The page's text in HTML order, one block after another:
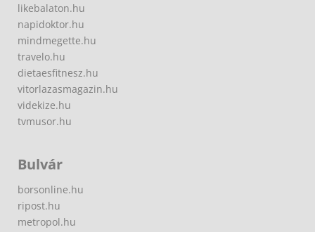
likebalaton.hu
napidoktor.hu
mindmegette.hu
travelo.hu
dietaesfitnesz.hu
vitorlazasmagazin.hu
videkize.hu
tvmusor.hu
Bulvár
borsonline.hu
ripost.hu
metropol.hu